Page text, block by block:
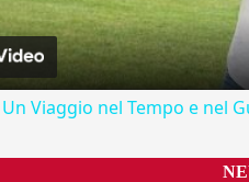
Un Viaggio nel Tempo e nel